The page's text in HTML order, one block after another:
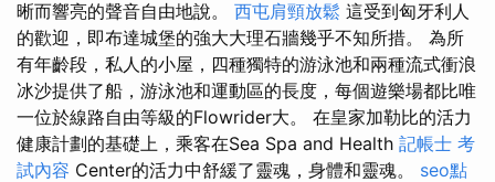
晰而響亮的聲音自由地說。 西屯肩頸放鬆 這受到匈牙利人
的歡迎，即布達城堡的強大大理石牆幾乎不知所措。 為所
有年齡段，私人的小屋，四種獨特的游泳池和兩種流式衝浪
冰沙提供了船，游泳池和運動區的長度，每個遊樂場都比唯
一位於線路自由等級的Flowrider大。 在皇家加勒比的活力
健康計劃的基礎上，乘客在Sea Spa and Health 記帳士 考
試內容 Center的活力中舒緩了靈魂，身體和靈魂。 seo點